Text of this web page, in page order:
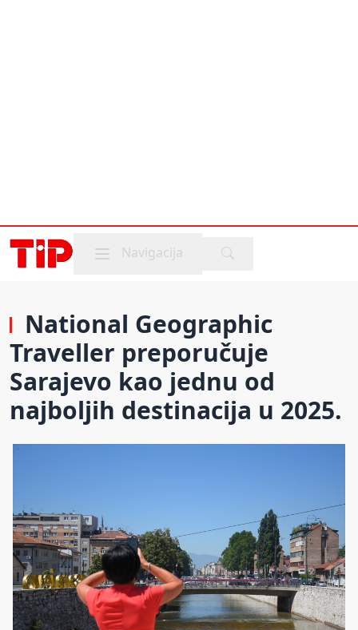
Mobile menu
Navigacija
National Geographic
Traveller preporučuje
Sarajevo kao jednu od
najboljih destinacija u 2025.